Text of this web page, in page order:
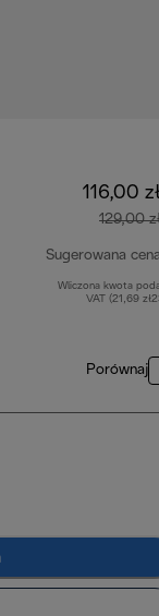
116,00
129,00
Sugerowana
Wliczona kwota
VAT (21,69
Porównaj